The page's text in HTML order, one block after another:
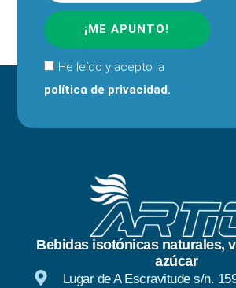
He leído y acepto la
política de privacidad.
¡ME APUNTO!
Bebidas isotónicas naturales,
azúcar
Lugar de A Escravitude s/n.